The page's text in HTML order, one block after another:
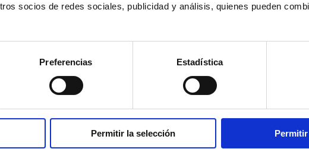
socios de redes sociales, publicidad y análisis, quienes pueden
Preferencias Estadística
Permitir la selección
Cenáutica
Escuela náutica virtual
Contacta con Cenáutica
Prácticas
Prácticas de PER
Prácticas de